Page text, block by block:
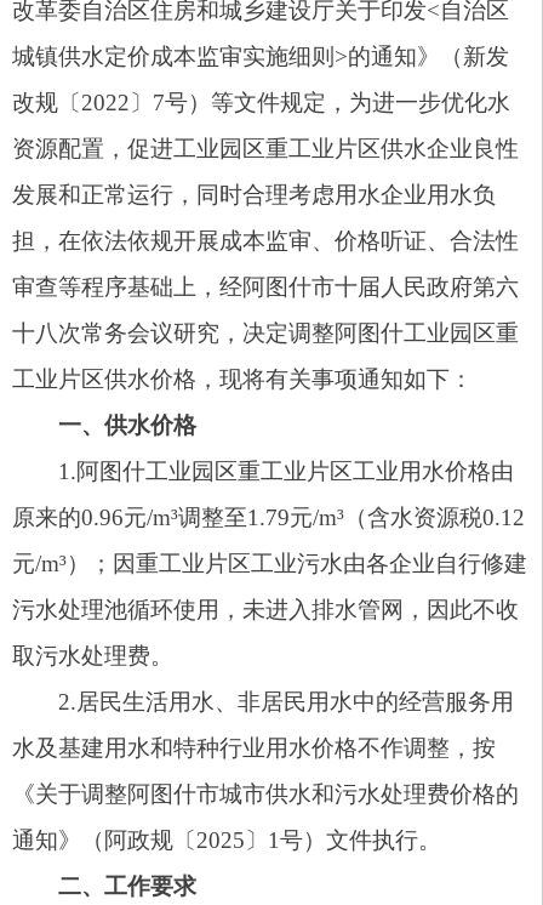
十八次常务会议研究，决定调整阿图什工业园区重
工业片区供水价格，现将有关事项通知如下：
一、供水价格
1.阿图什工业园区重工业片区工业用水价格由
原来的0.96元/m³调整至1.79元/m³（含水资源税0.12
污水处理池循环使用，未进入排水管网，因此不收
取污水处理费。
2.居民生活用水、非居民用水中的经营服务用
水及基建用水和特种行业用水价格不作调整，按
《关于调整阿图什市城市供水和污水处理费价格的
二、工作要求
一是供水企业要严格按照规定的价格收费，不
得擅自提高收费标准或变相收费，并做好收费公示
工作，自觉接受相关部门和社会监督；二是各用水
企业应节约用水，积极采用节水技术和设备，提高
指导供水企业在营业场所醒目位置张榜公布，严格
执行工业园区重工业片区供水价格调整政策；四是
市场监管部门要对工业园区重工业片区供水价格执
行情况进行监督检查，确保水价制度执行到位。
三、执行范围及执行时间